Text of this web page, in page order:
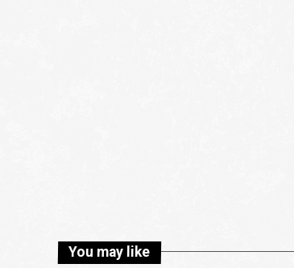
You may like